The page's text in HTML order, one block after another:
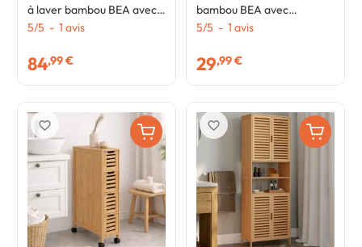
à laver bambou BEA avec
placard
5/5 - 1 avis
84,99 €
bambou BEA avec
étagères
5/5 - 1 avis
29,99 €
favorite_border favorite_border